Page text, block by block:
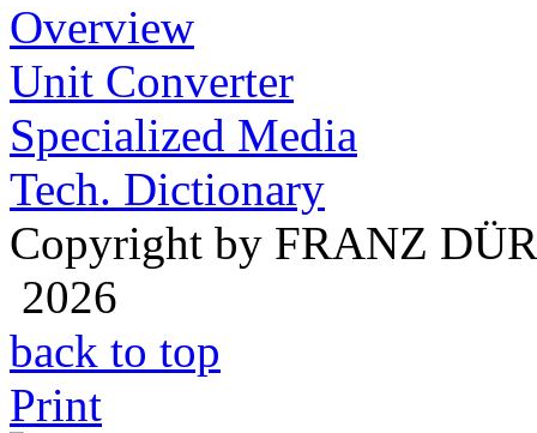
Overview
Unit Converter
Specialized Media
Tech. Dictionary
Copyright by FRANZ
2026
back to top
Print